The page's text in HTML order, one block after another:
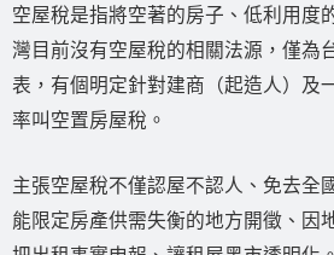
空屋稅是指將空著的房子、低利用度
灣目前沒有空屋稅的相關法源，僅為
表，有個明定針對建商（起造人）及
率叫空置房屋稅。
主張空屋稅不僅認屋不認人、免去全
能限定房產供需失衡的地方開徵、因